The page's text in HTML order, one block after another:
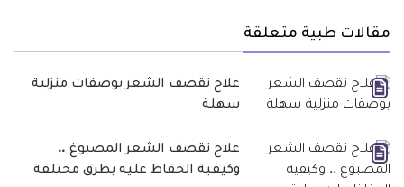
مقالات طبية متعلقة
علاج تقصف الشعر بوصفات منزلية
سهلة
علاج تقصف الشعر المصبوغ ..
وكيفية الحفاظ عليه بطرق مختلفة